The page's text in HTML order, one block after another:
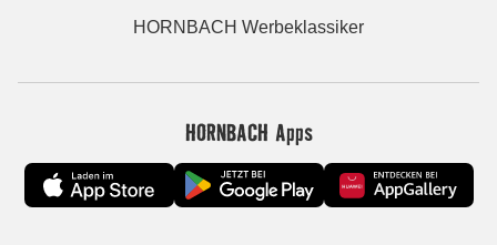
HORNBACH Werbeklassiker
HORNBACH Apps